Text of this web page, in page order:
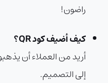
راضون!
كيف أضيف كود QR؟
أريد من العملاء أن
إلى التصميم.